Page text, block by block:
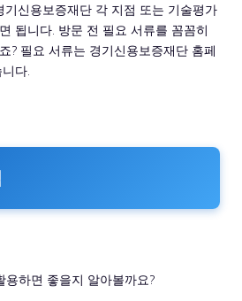
기신용보증재단 각 지점 또는 기술평가
됩니다. 방문 전 필요 서류를 꼼꼼히
? 필요 서류는 경기신용보증재단 홈페
다.
용하면 좋을지 알아볼까요?